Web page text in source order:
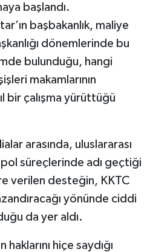
başlandı.
başbakanlık, maliye
dönemlerinde bu
bulunduğu, hangi
makamlarının
bir çalışma yürüttüğü
arasında, uluslararası
süreçlerinde adı geçtiği
verilen desteğin, KKTC
yönünde ciddi
da yer aldı.
haklarını hiçe saydığı